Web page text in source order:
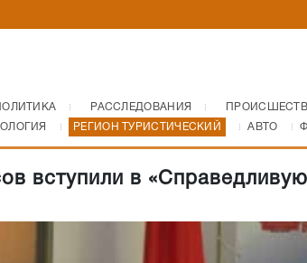
РАССЛЕДОВАНИЯ
РЕГИОН ТУРИСТИЧЕСКИЙ АВТО
вступили в «Справедливую